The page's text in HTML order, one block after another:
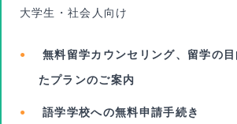
大学生・社会人向け
無料留学カウンセリング、留学の
たプランのご案内
語学学校への無料申請手続き